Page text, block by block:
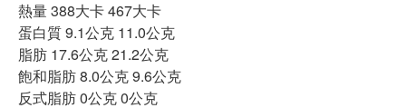
熱量 388大卡 467大卡
蛋白質 9.1公克 11.0公克
脂肪 17.6公克 21.2公克
飽和脂肪 8.0公克 9.6公克
反式脂肪 0公克 0公克